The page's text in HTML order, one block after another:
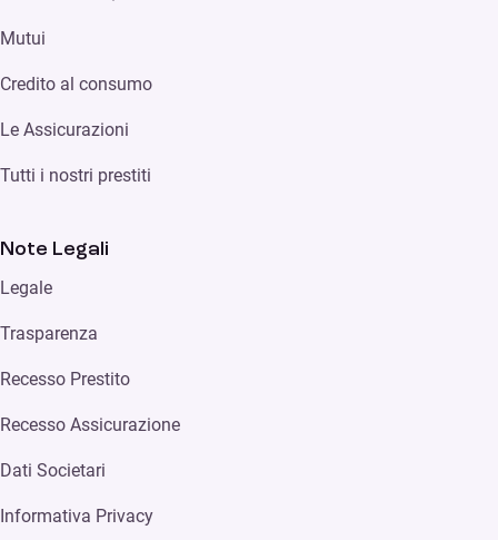
Mutui
Credito al consumo
Le Assicurazioni
Tutti i nostri prestiti
Note Legali
Legale
Trasparenza
Recesso Prestito
Recesso Assicurazione
Dati Societari
Informativa Privacy